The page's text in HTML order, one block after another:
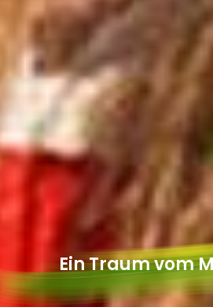
Ein Traum vom